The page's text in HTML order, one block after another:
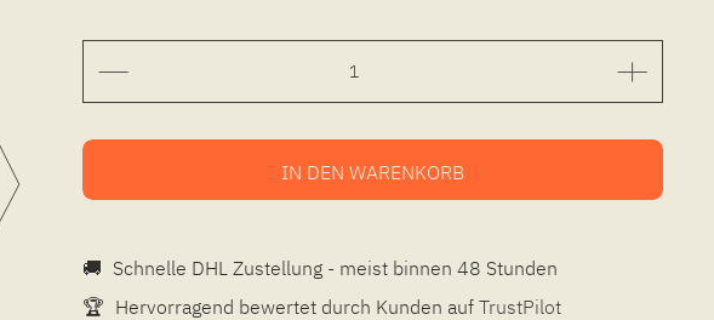
IN DEN WARENKORB
🚚 Schnelle DHL Zustellung - meist binnen 48 Stunden
🏆 Hervorragend bewertet durch Kunden aufTrustPilot